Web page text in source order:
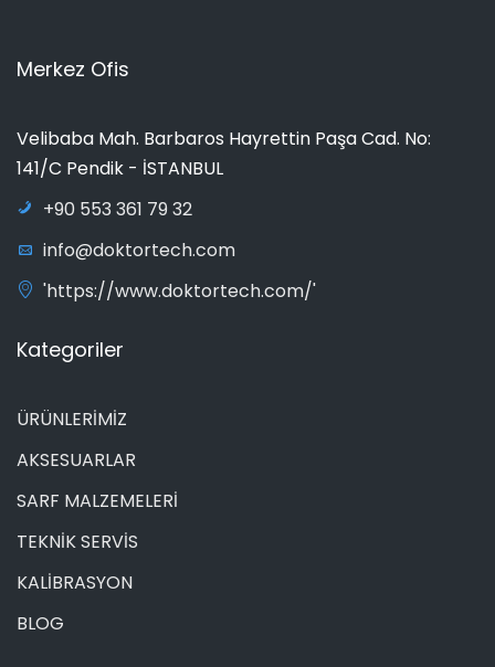
Merkez Ofis
Velibaba Mah. Barbaros Hayrettin Paşa Cad. No:
141/C Pendik - İSTANBUL
+90 553 361 79 32
info@doktortech.com
'https://www.doktortech.com/'
Kategoriler
ÜRÜNLERİMİZ
AKSESUARLAR
SARF MALZEMELERİ
TEKNİK SERVİS
KALİBRASYON
BLOG